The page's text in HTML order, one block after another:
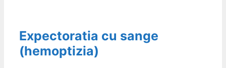
Expectoratia cu sange
(hemoptizia)